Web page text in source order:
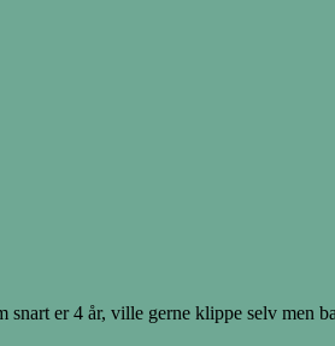
er 4 år, ville gerne klippe selv